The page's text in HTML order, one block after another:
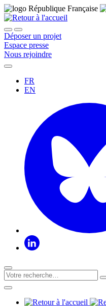
Déposer un projet
Espace presse
Nous rejoindre
FR
EN